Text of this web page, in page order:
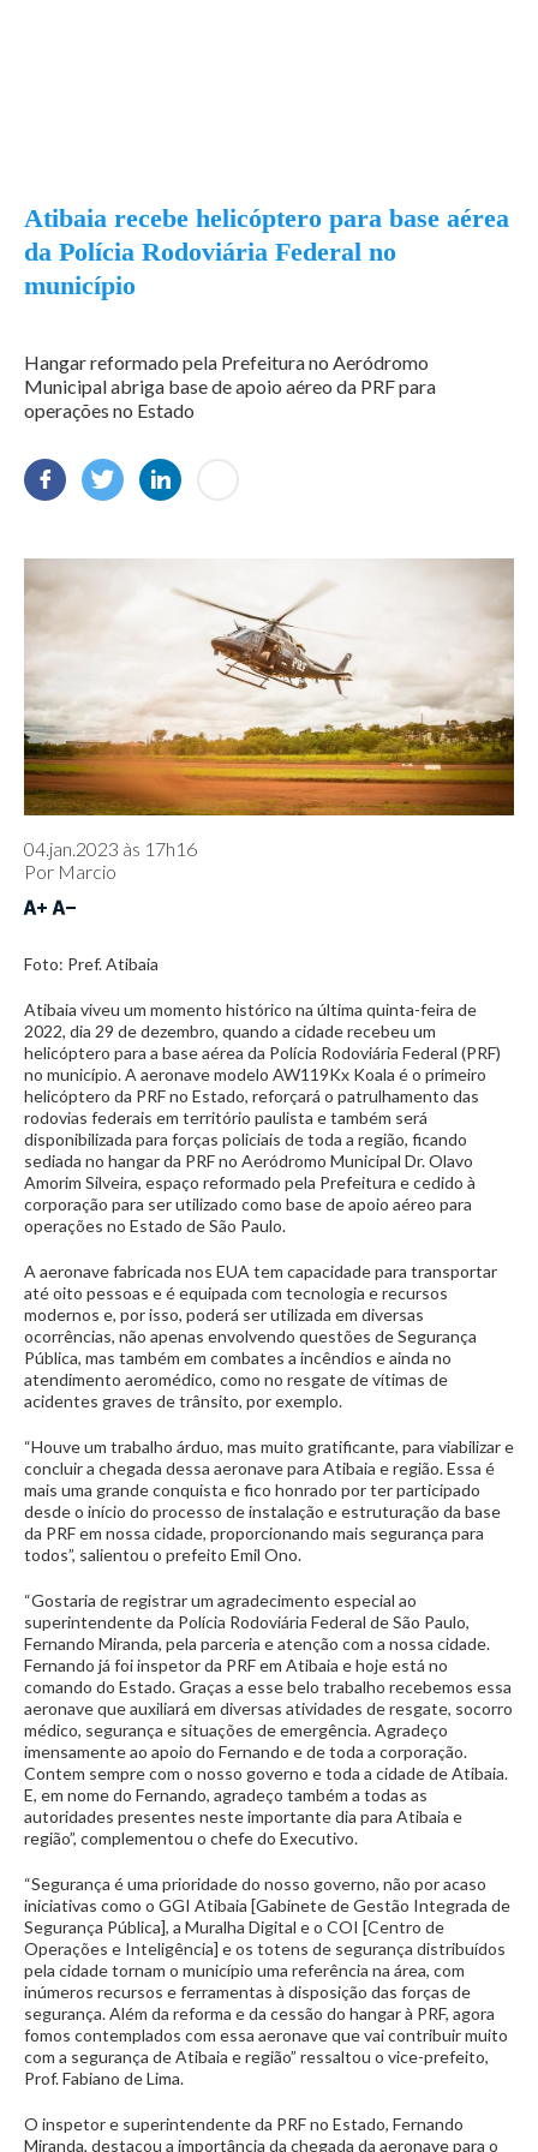
Atibaia recebe helicóptero para base aérea
da Polícia Rodoviária Federal no
município
Hangar reformado pela Prefeitura no Aeródromo
Municipal abriga base de apoio aéreo da PRF para
operações no Estado
04.jan.2023 às 17h16
Por Marcio
Foto: Pref. Atibaia
Atibaia viveu um momento histórico na última quinta-feira de
2022, dia 29 de dezembro, quando a cidade recebeu um
helicóptero para a base aérea da Polícia Rodoviária Federal (PRF)
no município. A aeronave modelo AW119Kx Koala é o primeiro
helicóptero da PRF no Estado, reforçará o patrulhamento das
rodovias federais em território paulista e também será
disponibilizada para forças policiais de toda a região, ficando
sediada no hangar da PRF no Aeródromo Municipal Dr. Olavo
Amorim Silveira, espaço reformado pela Prefeitura e cedido à
corporação para ser utilizado como base de apoio aéreo para
operações no Estado de São Paulo.
A aeronave fabricada nos EUA tem capacidade para transportar
até oito pessoas e é equipada com tecnologia e recursos
modernos e, por isso, poderá ser utilizada em diversas
ocorrências, não apenas envolvendo questões de Segurança
Pública, mas também em combates a incêndios e ainda no
atendimento aeromédico, como no resgate de vítimas de
acidentes graves de trânsito, por exemplo.
“Houve um trabalho árduo, mas muito gratificante, para viabilizar e
concluir a chegada dessa aeronave para Atibaia e região. Essa é
mais uma grande conquista e fico honrado por ter participado
desde o início do processo de instalação e estruturação da base
da PRF em nossa cidade, proporcionando mais segurança para
todos”, salientou o prefeito Emil Ono.
“Gostaria de registrar um agradecimento especial ao
superintendente da Polícia Rodoviária Federal de São Paulo,
Fernando Miranda, pela parceria e atenção com a nossa cidade.
Fernando já foi inspetor da PRF em Atibaia e hoje está no
comando do Estado. Graças a esse belo trabalho recebemos essa
aeronave que auxiliará em diversas atividades de resgate, socorro
médico, segurança e situações de emergência. Agradeço
imensamente ao apoio do Fernando e de toda a corporação.
Contem sempre com o nosso governo e toda a cidade de Atibaia.
E, em nome do Fernando, agradeço também a todas as
autoridades presentes neste importante dia para Atibaia e
região”, complementou o chefe do Executivo.
“Segurança é uma prioridade do nosso governo, não por acaso
iniciativas como o GGI Atibaia [Gabinete de Gestão Integrada de
Segurança Pública], a Muralha Digital e o COI [Centro de
Operações e Inteligência] e os totens de segurança distribuídos
pela cidade tornam o município uma referência na área, com
inúmeros recursos e ferramentas à disposição das forças de
segurança. Além da reforma e da cessão do hangar à PRF, agora
fomos contemplados com essa aeronave que vai contribuir muito
com a segurança de Atibaia e região” ressaltou o vice-prefeito,
Prof. Fabiano de Lima.
O inspetor e superintendente da PRF no Estado, Fernando
Miranda, destacou a importância da chegada da aeronave para o